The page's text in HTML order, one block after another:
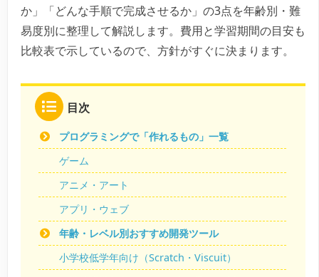
か」「どんな手順で完成させるか」の3点を年齢別・難
易度別に整理して解説します。費用と学習期間の目安も
比較表で示しているので、方針がすぐに決まります。
目次
プログラミングで「作れるもの」一覧
ゲーム
アニメ・アート
アプリ・ウェブ
年齢・レベル別おすすめ開発ツール
小学校低学年向け（Scratch・Viscuit）